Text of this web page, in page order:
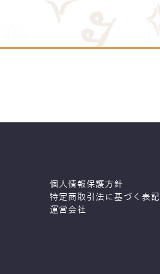
個人情報保護方針
特定商取引法に基づく表記
運営会社